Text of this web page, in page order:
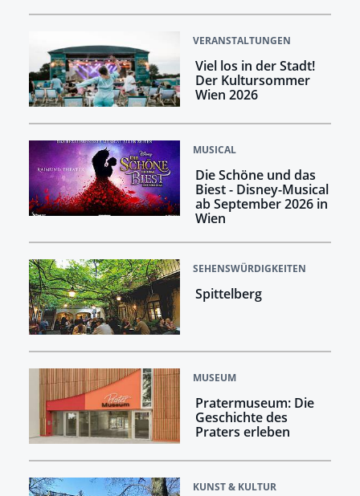
VERANSTALTUNGEN
Viel los in der Stadt!
Der Kultursommer
Wien 2026
MUSICAL
Die Schöne und das
Biest - Disney-Musical
ab September 2026 in
Wien
SEHENSWÜRDIGKEITEN
Spittelberg
MUSEUM
Pratermuseum: Die
Geschichte des
Praters erleben
KUNST & KULTUR